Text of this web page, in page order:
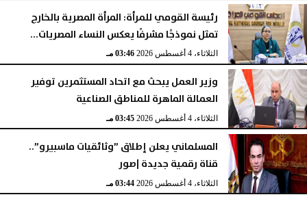
الثلاثاء، 4 أغسطس 2026
رئيسة القومي للمرأة: المرأة المصرية بالخارج
تمثل نموذجًا مشرفًا يعكس النساء المصريات...
الثلاثاء، 4 أغسطس 2026 03:46 مـ
وزير العمل يبحث مع اتحاد المستثمرين توفير
العمالة الماهرة للمناطق الصناعية
الثلاثاء، 4 أغسطس 2026 03:45 مـ
المسلماني يعلن إطلاق ”وثائقيات ماسبيرو”..
قناة رقمية جديدة |صور
الثلاثاء، 4 أغسطس 2026 03:44 مـ